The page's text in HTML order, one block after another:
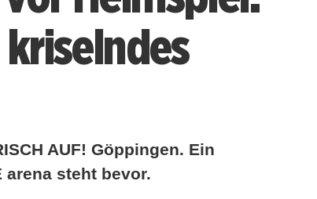
AUF! Göppingen. Ein
arena steht bevor.